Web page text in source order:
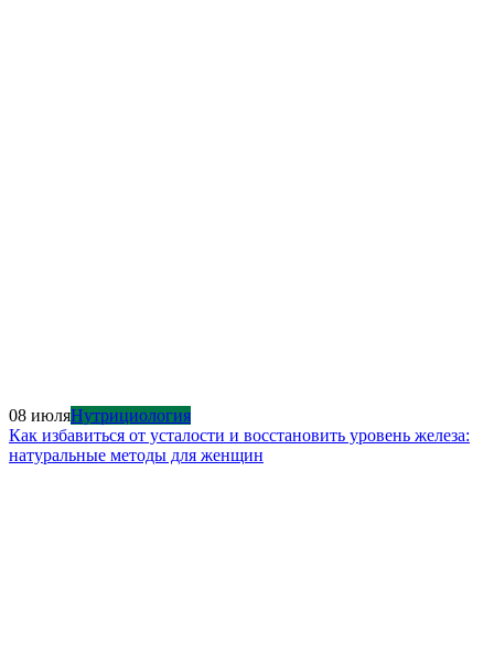
08 июляНутрициология
Как избавиться от усталости и восстановить уровень железа:
натуральные методы для женщин